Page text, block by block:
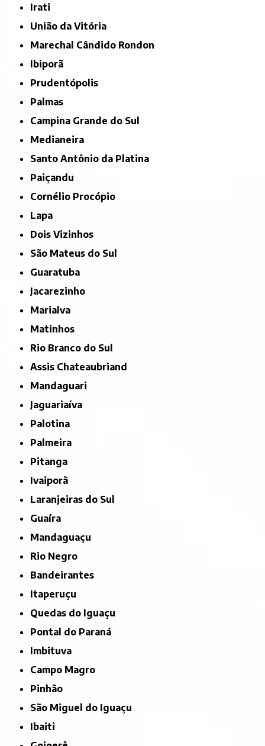
Irati
União da Vitória
Marechal Cândido Rondon
Ibiporã
Prudentópolis
Palmas
Campina Grande do Sul
Medianeira
Santo Antônio da Platina
Paiçandu
Cornélio Procópio
Lapa
Dois Vizinhos
São Mateus do Sul
Guaratuba
Jacarezinho
Marialva
Matinhos
Rio Branco do Sul
Assis Chateaubriand
Mandaguari
Jaguariaíva
Palotina
Palmeira
Pitanga
Ivaiporã
Laranjeiras do Sul
Guaíra
Mandaguaçu
Rio Negro
Bandeirantes
Itaperuçu
Quedas do Iguaçu
Pontal do Paraná
Imbituva
Campo Magro
Pinhão
São Miguel do Iguaçu
Ibaiti